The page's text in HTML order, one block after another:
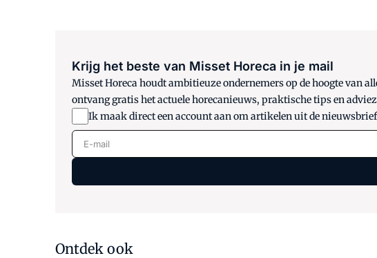
Krijg het beste van Misset Horeca in je mail
Misset Horeca houdt ambitieuze ondernemers op de hoogte van
ontvang gratis het actuele horecanieuws, praktische tips en
Ik maak direct een account aan om artikelen uit de
E-mail
Ontdek ook